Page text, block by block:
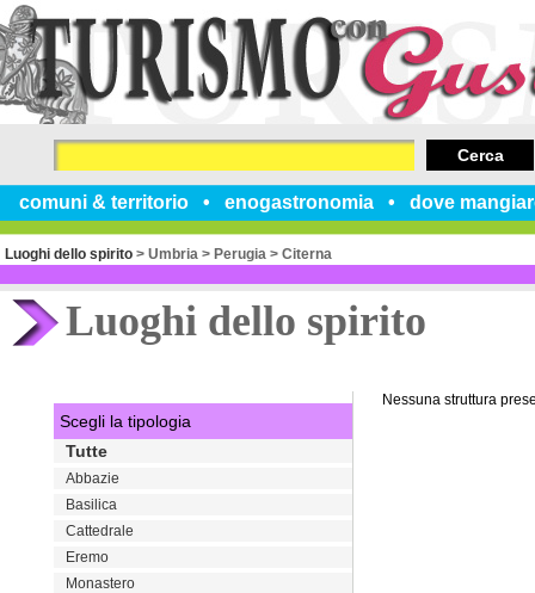
comuni & territorio enogastronomia dove
Cerca
Luoghi dello spirito > Umbria > Perugia > Citerna
Luoghi dello spirito
Nessuna struttura
Scegli la tipologia
Tutte
Abbazie
Basilica
Cattedrale
Eremo
Monastero